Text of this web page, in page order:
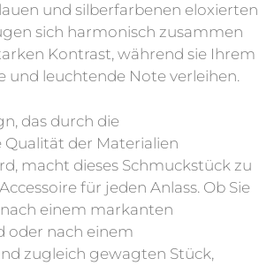
und silberfarbenen eloxierten
sich harmonisch zusammen
Kontrast, während sie Ihrem
und leuchtende Note verleihen.
das durch die
der Materialien
macht dieses Schmuckstück zu
für jeden Anlass. Ob Sie
einem markanten
oder nach einem
zugleich gewagten Stück,